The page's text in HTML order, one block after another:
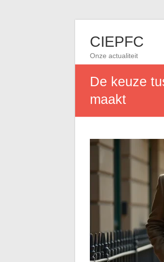
CIEPFC
Onze actualiteit
De keuze
maakt